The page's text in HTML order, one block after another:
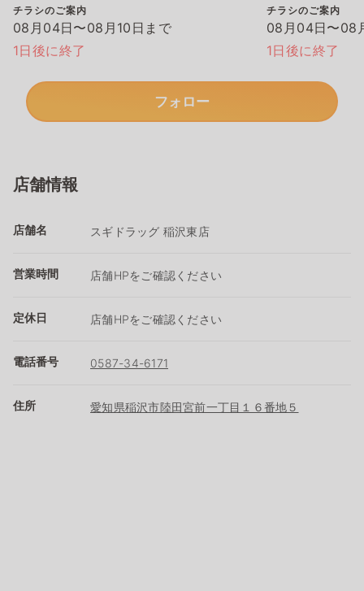
チラシのご案内
08月04日〜08月10日まで
1日後に終了
チラシのご案内
08月04日〜08
1日後に終了
フォロー
店舗情報
店舗名 スギドラッグ 稲沢東店
営業時間 店舗HPをご確認ください
定休日 店舗HPをご確認ください
電話番号 0587-34-6171
住所 愛知県稲沢市陸田宮前一丁目１６番地５